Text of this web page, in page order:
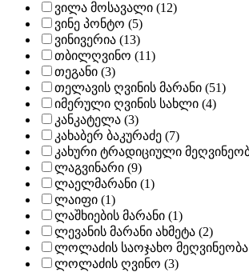
ვილა მოსავალი (12)
ვინე პონტო (5)
ვინივერია (13)
თბილღვინო (11)
თეგანი (3)
თელავის ღვინის მარანი (51)
იმერული ღვინის სახლი (4)
კანკატელა (3)
კახაბერ ბაკურაძე (7)
კახური ტრადიციული
ლაგვინარი (9)
ლაელმარანი (1)
ლაიფი (1)
ლაშხიების მარანი (1)
ლევანის მარანი ახმეტა (2)
ლოლაძის საოჯახო მეღვინეობა
ლოლაძის ღვინო (3)